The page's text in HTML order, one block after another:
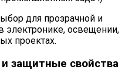
для прозрачной и
электронике, освещении,
проектах.
защитные свойства